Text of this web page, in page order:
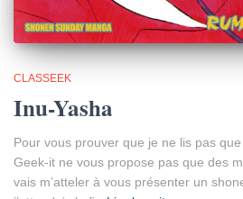
CLASSEEK
Inu-Yasha
Pour vous prouver que je ne lis pas
Geek-it ne vous propose pas que des
vais m’atteler à vous présenter un